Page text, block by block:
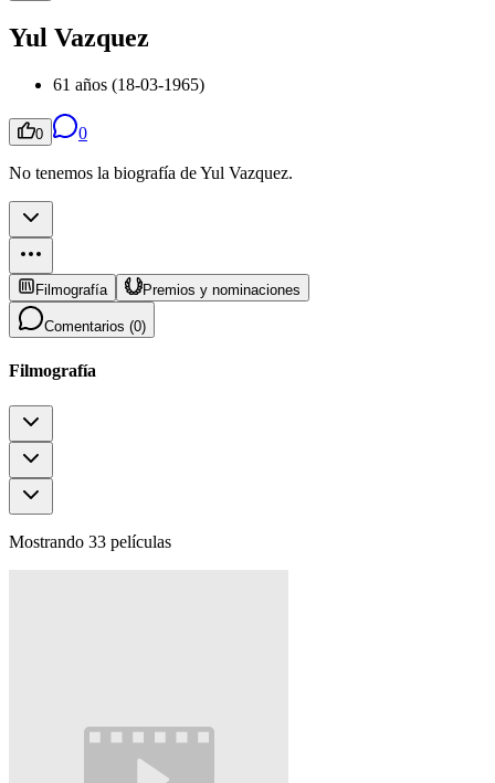
Yul Vazquez
61 años (18-03-1965)
0 0
No tenemos la biografía de Yul Vazquez.
Filmografía Premios y nominaciones
Comentarios (0)
Filmografía
Mostrando 33 películas